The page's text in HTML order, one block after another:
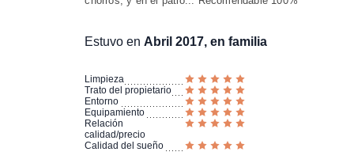
Estuvo en Abril 2017, en familia
Limpieza
Trato del propietario
Entorno
Equipamiento
Relación
calidad/precio
Calidad del sueño